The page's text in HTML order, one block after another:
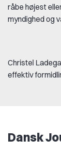
råbe højest
myndighed og
Christel
effektiv
Dansk